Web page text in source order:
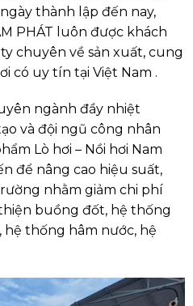
thành lập đến nay,
PHÁT luôn được khách
chuyên về sản xuất, cung
có uy tín tại Việt Nam .
ngành đầy nhiệt
và đội ngũ công nhân
Lò hơi – Nồi hơi Nam
để nâng cao hiệu suất,
nhằm giảm chi phí
buồng đốt, hệ thống
thống hâm nước, hệ